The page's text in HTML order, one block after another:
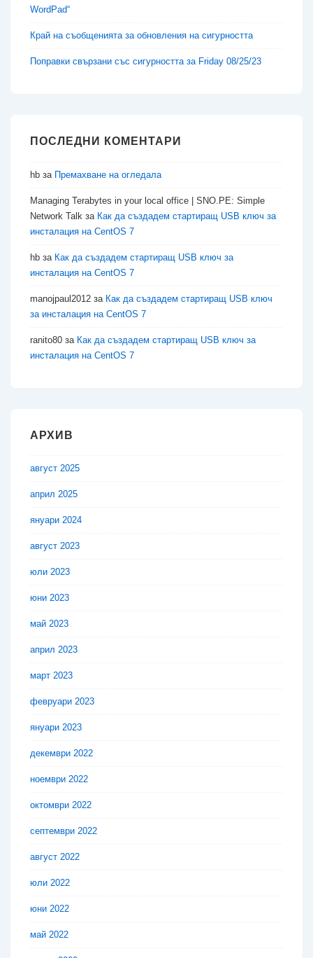
WordPad“
Край на съобщенията за обновления на сигурността
Поправки свързани със сигурността за Friday 08/25/23
ПОСЛЕДНИ КОМЕНТАРИ
hb за Премахване на огледала
Managing Terabytes in your local office | SNO.PE: Simple
Network Talk за Как да създадем стартиращ USB ключ за
инсталация на CentOS 7
hb за Как да създадем стартиращ USB ключ за
инсталация на CentOS 7
manojpaul2012 за Как да създадем стартиращ USB ключ
за инсталация на CentOS 7
ranito80 за Как да създадем стартиращ USB ключ за
инсталация на CentOS 7
АРХИВ
август 2025
април 2025
януари 2024
август 2023
юли 2023
юни 2023
май 2023
април 2023
март 2023
февруари 2023
януари 2023
декември 2022
ноември 2022
октомври 2022
септември 2022
август 2022
юли 2022
юни 2022
май 2022